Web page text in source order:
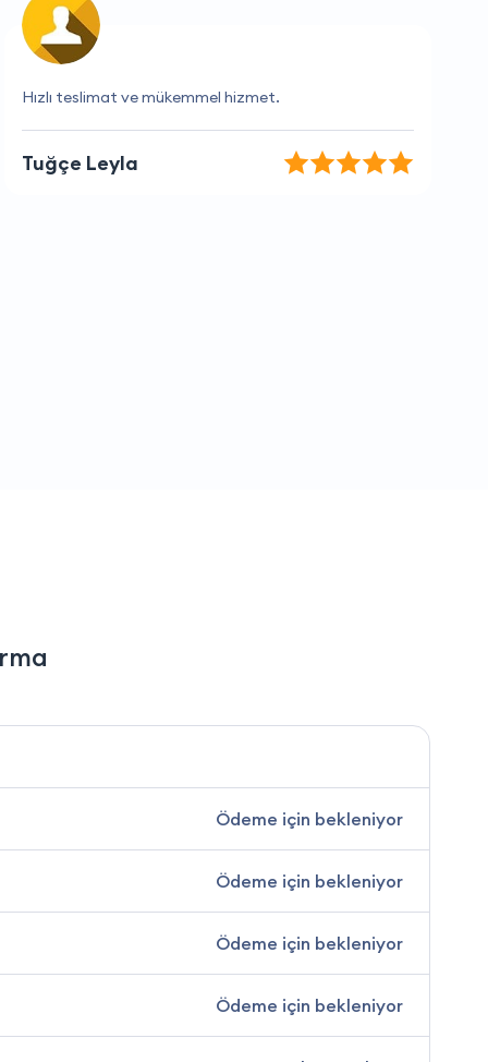
Her zaman bana yardımcı oluyorlar, çok teşekkürler.
İlkay Yavuz
Ödeme için bekleniyor
Ödeme için bekleniyor
Ödeme için bekleniyor
Ödeme için bekleniyor